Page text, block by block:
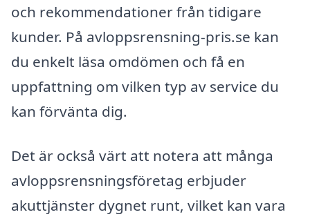
och rekommendationer från tidigare
kunder. På avloppsrensning-pris.se kan
du enkelt läsa omdömen och få en
uppfattning om vilken typ av service du
kan förvänta dig.
Det är också värt att notera att många
avloppsrensningsföretag erbjuder
akuttjänster dygnet runt, vilket kan vara